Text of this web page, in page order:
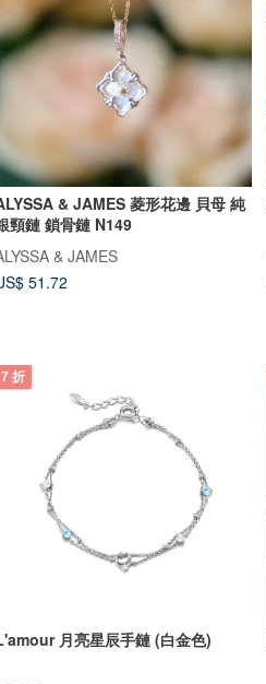
& JAMES 菱形花邊 貝母 純
頸鏈 鎖骨鏈 N149
& JAMES
51.72
7 折
月亮星辰手鏈 (白金色)